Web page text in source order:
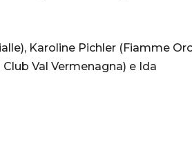
Karoline Pichler (Fiamme
Val Vermenagna) e Ida